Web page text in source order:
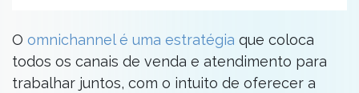
O omnichannel é uma estratégia que coloca
todos os canais de venda e atendimento para
trabalhar juntos, com o intuito de oferecer a